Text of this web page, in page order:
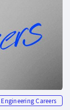
Engineering Careers